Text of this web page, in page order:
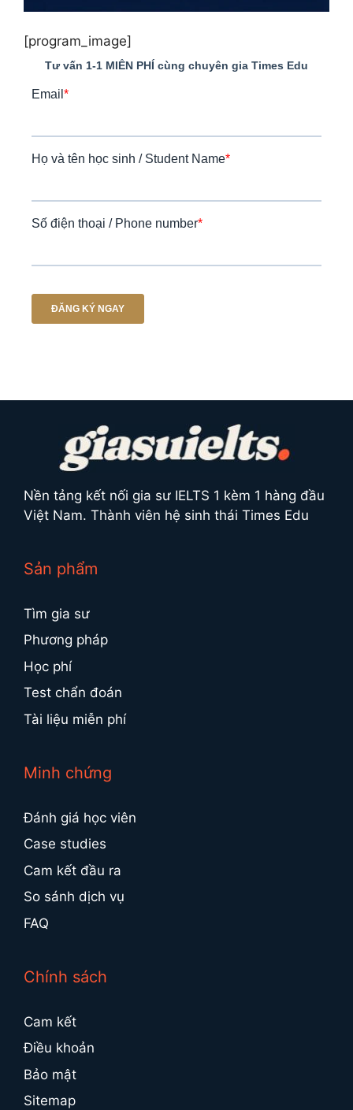
[program_image]
Nền tảng kết nối gia sư IELTS 1 kèm 1 hàng đầu
Việt Nam. Thành viên hệ sinh thái Times Edu
Sản phẩm
Tìm gia sư
Phương pháp
Học phí
Test chẩn đoán
Tài liệu miễn phí
Minh chứng
Đánh giá học viên
Case studies
Cam kết đầu ra
So sánh dịch vụ
FAQ
Chính sách
Cam kết
Điều khoản
Bảo mật
Sitemap